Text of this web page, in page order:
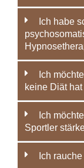
Ich habe
Ich
keine Diät
Ich
Sportler
Ich